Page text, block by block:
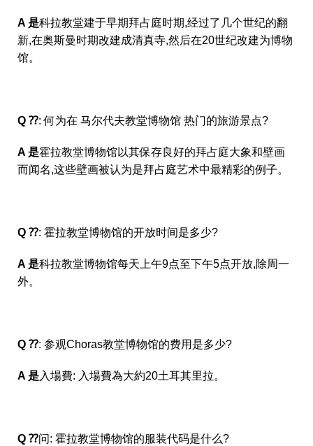
A 是科拉教堂建于早期拜占庭时期,经过了几个世纪的翻
新,在奥斯曼时期改建成清真寺,然后在20世纪改建为博物
馆。
Q ⁇: 何为在 马尔代夫教堂博物馆 热门的旅游景点?
A 是霍拉教堂博物馆以其保存良好的拜占庭大象和壁画
而闻名,这些壁画被认为是拜占庭艺术中最精彩的例子。
Q ⁇: 霍拉教堂博物馆的开放时间是多少?
A 是科拉教堂博物馆每天上午9点至下午5点开放,除周一
外。
Q ⁇: 参观Choras教堂博物馆的费用是多少?
A 是入場費: 入場費為大約20土耳其里拉。
Q ⁇问: 霍拉教堂博物馆的服装代码是什么?